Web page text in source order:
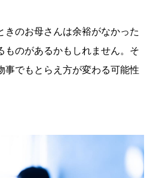
きのお母さんは余裕がなかった
ものがあるかもしれません。そ
事でもとらえ方が変わる可能性